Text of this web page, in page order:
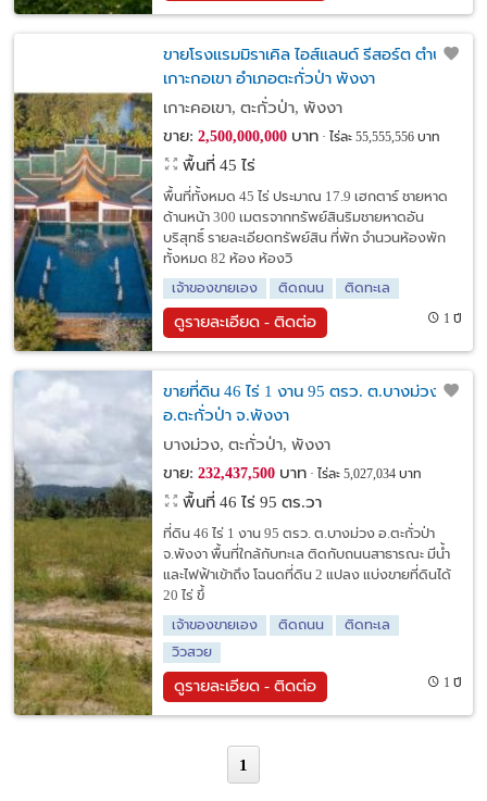
ขายโรงแรมมิราเคิล ไอส์แลนด์ รีสอร์ต ตำบล
เกาะกอเขา อำเภอตะกั่วป่า พังงา
เกาะคอเขา, ตะกั่วป่า, พังงา
ขาย: 2,500,000,000บาท ไร่ละ 55,555,556 บาท
พื้นที่ 45 ไร่
พื้นที่ทั้งหมด 45 ไร่ ประมาณ 17.9 เฮกตาร์ ชายหาด
ด้านหน้า 300 เมตรจากทรัพย์สินริมชายหาดอัน
บริสุทธิ์ รายละเอียดทรัพย์สิน ที่พัก จำนวนห้องพัก
ทั้งหมด 82 ห้อง ห้องวิ
เจ้าของขายเอง
ติดถนน ติดทะเล
ดูรายละเอียด - ติดต่อ 1 ปี
ขายที่ดิน 46 ไร่ 1 งาน 95 ตรว. ต.บางม่วง
อ.ตะกั่วป่า จ.พังงา
บางม่วง, ตะกั่วป่า, พังงา
ขาย: 232,437,500บาท ไร่ละ 5,027,034 บาท
พื้นที่ 46 ไร่ 95 ตร.วา
ที่ดิน 46 ไร่ 1 งาน 95 ตรว. ต.บางม่วง อ.ตะกั่วป่า
จ.พังงา พื้นที่ใกล้กับทะเล ติดกับถนนสาธารณะ มีน้ำ
และไฟฟ้าเข้าถึง โฉนดที่ดิน 2 แปลง แบ่งขายที่ดินได้
20 ไร่ ขึ้
เจ้าของขายเอง
ติดถนน
ติดทะเล
วิวสวย
ดูรายละเอียด - ติดต่อ 1 ปี
1